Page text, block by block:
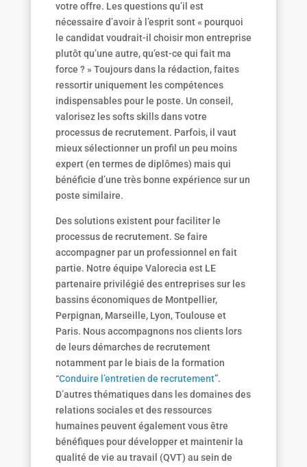
votre offre. Les questions qu’il est
nécessaire d’avoir à l’esprit sont « pourquoi
le candidat voudrait-il choisir mon entreprise
plutôt qu’une autre, qu’est-ce qui fait ma
force ? » Toujours dans la rédaction, faites
ressortir uniquement les compétences
indispensables pour le poste. Un conseil,
valorisez les softs skills dans votre
processus de recrutement. Parfois, il vaut
mieux sélectionner un profil un peu moins
expert (en termes de diplômes) mais qui
bénéficie d’une très bonne expérience sur un
poste similaire.
Des solutions existent pour faciliter le
processus de recrutement. Se faire
accompagner par un professionnel en fait
partie. Notre équipe Valorecia est LE
partenaire privilégié des entreprises sur les
bassins économiques de Montpellier,
Perpignan, Marseille, Lyon, Toulouse et
Paris. Nous accompagnons nos clients lors
de leurs démarches de recrutement
notamment par le biais de la formation
“Conduire l’entretien de recrutement”.
D’autres thématiques dans les domaines des
relations sociales et des ressources
humaines peuvent également vous être
bénéfiques pour développer et maintenir la
qualité de vie au travail (QVT) au sein de